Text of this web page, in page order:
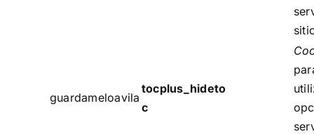
guardameloavila
tocplus_hideto
c